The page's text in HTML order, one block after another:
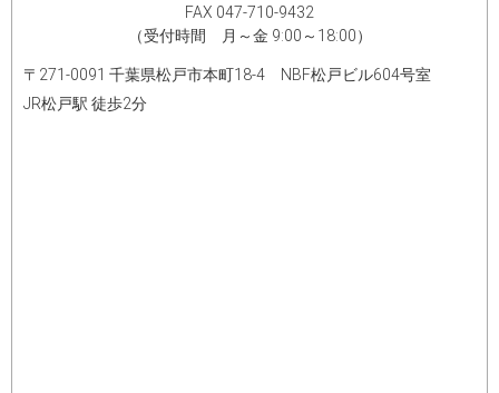
FAX 047-710-9432
（受付時間 月～金 9:00～18:00）
〒271-0091 千葉県松戸市本町18-4 NBF松戸ビル604号室
JR松戸駅 徒歩2分